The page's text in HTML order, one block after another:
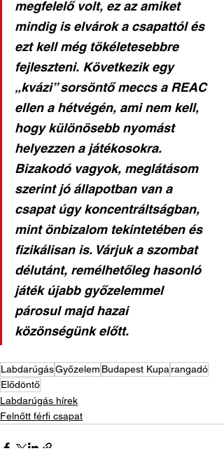
megfelelő volt, ez az amiket
mindig is elvárok a csapattól és
ezt kell még tökéletesebbre
fejleszteni. Következik egy
„kvázi” sorsöntő meccs a REAC
ellen a hétvégén, ami nem kell,
hogy különösebb nyomást
helyezzen a játékosokra.
Bizakodó vagyok, meglátásom
szerint jó állapotban van a
csapat úgy koncentráltságban,
mint önbizalom tekintetében és
fizikálisan is. Várjuk a szombat
délutánt, remélhetőleg hasonló
játék újabb győzelemmel
párosul majd hazai
közönségünk előtt.
LabdarúgásGyőzelem Budapest Kupa rangadó
Elődöntő
Labdarúgás hírek
Felnőtt férfi csapat